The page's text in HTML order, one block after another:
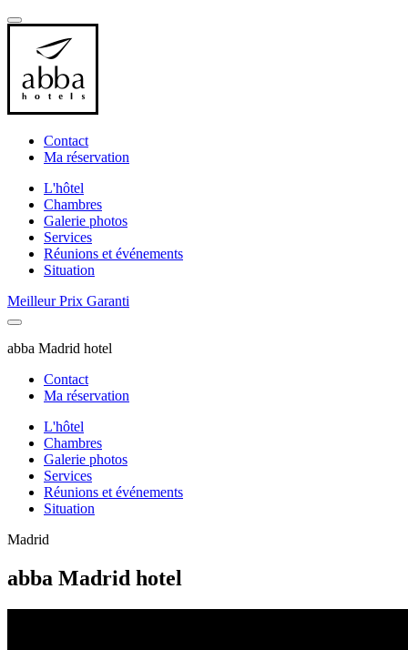
Contact
Ma réservation
L'hôtel
Chambres
Galerie photos
Services
Réunions et événements
Situation
Meilleur Prix Garanti
abba Madrid hotel
Contact
Ma réservation
L'hôtel
Chambres
Galerie photos
Services
Réunions et événements
Situation
Madrid
abba Madrid hotel